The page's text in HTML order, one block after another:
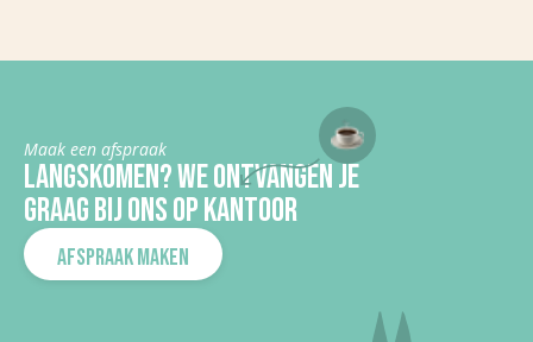
Gemeente
Sectie
A
Kadaster
Maak een afspraak
LANGSKOMEN? WE ONTVANGEN JE
GRAAG BIJ ONS OP KANTOOR
AFSPRAAK MAKEN